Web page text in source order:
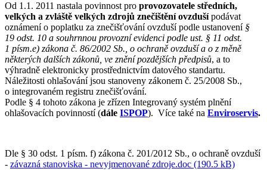
Od 1.1. 2011 nastala povinnost pro provozovatele středních,
velkých a zvláště velkých zdrojů znečištění ovzdušípodávat
oznámení o poplatku za znečišťování ovzduší podle ustanovení §
19 odst. 10 a souhrnnou provozní evidenci podle ust. § 11 odst.
1 písm.e) zákona č. 86/2002 Sb., o ochraně ovzduší a o z měně
některých dalších zákonů, ve znění pozdějších předpisů, a to
výhradně elektronicky prostřednictvím datového standartu.
Náležitosti ohlašování jsou stanoveny zákonem č. 25/2008 Sb.,
o integrovaném registru znečišťování.
Podle § 4 tohoto zákona je zřízen Integrovaný systém plnění
ohlašovacích povinností (dále ISPOP). Více také na Enviroservis.
Dle § 30 odst. 1 písm. f) zákona č. 201/2012 Sb., o ochraně ovzduší
- závazná stanoviska - nevyjmenované zdroje.doc (190.5 kB)